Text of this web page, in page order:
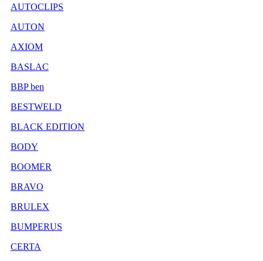
AUTOCLIPS
AUTON
AXIOM
BASLAC
BBP ben
BESTWELD
BLACK EDITION
BODY
BOOMER
BRAVO
BRULEX
BUMPERUS
CERTA